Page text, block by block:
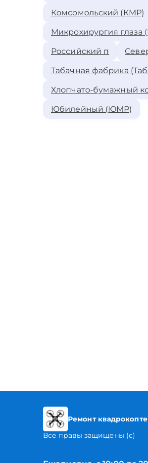
Комсомольский (КМР)
Микрохирургия глаза
Российский п
Табачная фабрика
Хлопчато-бумажный
Юбилейный (ЮМР)
Ремонт
Все правы защищены (с)